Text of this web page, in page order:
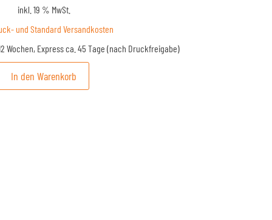
inkl. 19 % MwSt.
und Standard Versandkosten
Wochen, Express ca. 45 Tage (nach Druckfreigabe)
In den Warenkorb